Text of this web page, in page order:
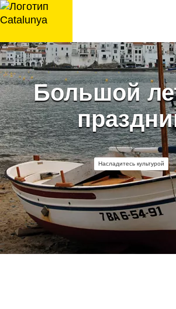
перейти
к
Большой
Насладитесь культурой